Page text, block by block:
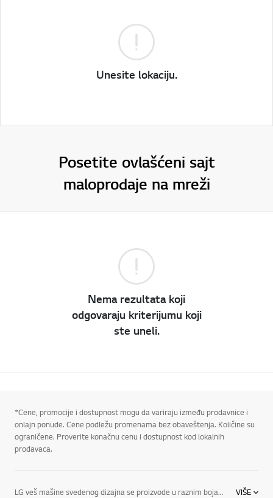
Unesite lokaciju.
Posetite ovlašćeni sajt
maloprodaje na mreži
Nema rezultata koji
odgovaraju kriterijumu koji
ste uneli.
*Cene, promocije i dostupnost mogu da variraju između prodavnice i
onlajn ponude. Cene podležu promenama bez obaveštenja. Količine su
ograničene. Proverite konačnu cenu i dostupnost kod lokalnih
prodavaca.
LG veš mašine svedenog dizajna se proizvode u raznim bojama i imaju kontrolne table praktične za korišćenje, kao i opcije i radne karakteristike koje vam olakšavaju pranje veša. LG-jeva linija veš mašina nudi inovativne funkcije, u koje spadaju: Punjenje spreda ili punjenje odozgo: U zavisnosti od vaših želja, obe vrste LG veš mašina su projektovane da budu energetski efikasne i da štede vodu, dok model koji se puni odozgo može da se dopadne osobama koje vole tradicionalniji izgled. Razni kapaciteti: Bez obzira na to koje dimenzije tražite, LG ima veš mašinu koja će se uklopiti u vaš stil života i količinu veša. Tehnologija 6Motion: Ta vrhunska tehnologija pranja objedinjuje do šest različitih pokreta. Tehnologija TubFresh: Doprinesite očuvanju svežine veš mašine kroz LG-jevu tehnologiju TubFresh koja čisti bubanj i suši ga centrifugiranjem. VIŠE